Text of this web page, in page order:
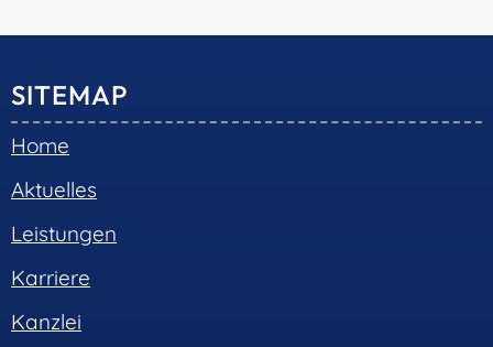
SITEMAP
Home
Aktuelles
Leistungen
Karriere
Kanzlei